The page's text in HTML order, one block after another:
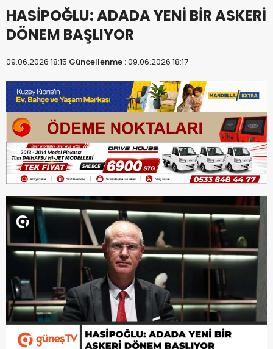
HASİPOĞLU: ADADA YENİ BİR ASKERİ
DÖNEM BAŞLIYOR
09.06.2026 18:15 Güncellenme :09.06.2026 18:17